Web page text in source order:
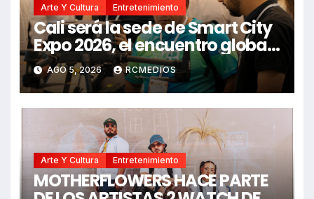
Arte Y Cultura Entretenimiento
Cali será la sede de Smart City
Expo 2026, el encuentro global
que impulsa ciudades
biointeligentes
AGO 5, 2026 RCMEDIOS
Arte Y Cultura Entretenimiento
MOTHERFLOWERS HACE PARTE